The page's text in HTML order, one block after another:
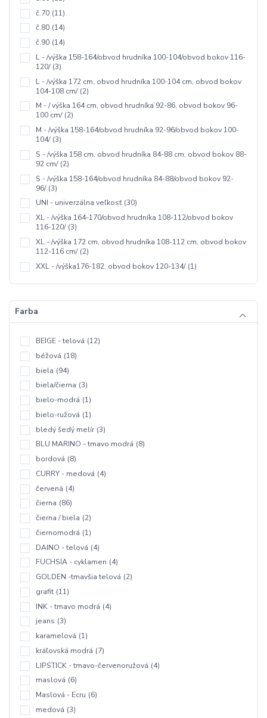
č.70 (11)
č.80 (14)
č.90 (14)
L - /výška 158-164/obvod hrudníka 100-104/obvod bokov 116-
120/ (3)
L - /výška 172 cm, obvod hrudníka 100-104 cm, obvod bokov
104-108 cm/ (2)
M - / výška 164 cm, obvod hrudníka 92-86, obvod bokov 96-
100 cm/ (2)
M - /výška 158-164/obvod hrudníka 92-96/obvod bokov 100-
104/ (3)
S - /výška 158 cm, obvod hrudníka 84-88 cm, obvod bokov 88-
92 cm/ (2)
S - /výška 158-164/obvod hrudníka 84-88/obvod bokov 92-
96/ (3)
UNI - univerzálna veľkosť (30)
XL - /výška 164-170/obvod hrudníka 108-112/obvod bokov
116-120/ (3)
XL - /výška 172 cm, obvod hrudníka 108-112 cm, obvod bokov
112-116 cm/ (2)
XXL - /výška176-182, obvod bokov 120-134/ (1)
Farba
BEIGE - telová (12)
béžová (18)
biela (94)
biela/čierna (3)
bielo-modrá (1)
bielo-ružová (1)
bledý šedý melír (3)
BLU MARINO - tmavo modrá (8)
bordová (8)
CURRY - medová (4)
červená (4)
čierna (86)
čierna / biela (2)
čiernomodrá (1)
DAINO - telová (4)
FUCHSIA - cyklamen (4)
GOLDEN -tmavšia telová (2)
grafit (11)
INK - tmavo modrá (4)
jeans (3)
karamelová (1)
kráľovská modrá (7)
LIPSTICK - tmavo-červenoružová (4)
maslová (6)
Maslová - Ecru (6)
medová (3)